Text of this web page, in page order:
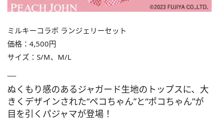
ミルキーコラボ ランジェリーセット
価格：4,500円
サイズ：S/M、M/L
ぬくもり感のあるジャガード生地のトップスに、大
きくデザインされた“ペコちゃん”と“ポコちゃん”が
目を引くパジャマが登場！